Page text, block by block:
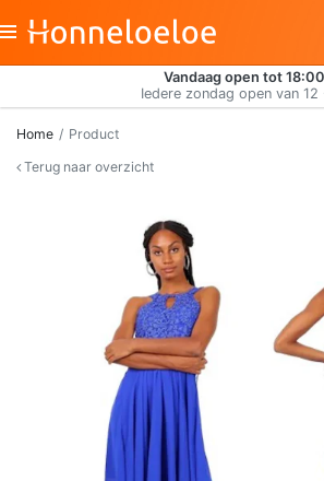
Vandaag open tot 18:00
Iedere zondag open van 12
Home
Product
Terug naar overzicht